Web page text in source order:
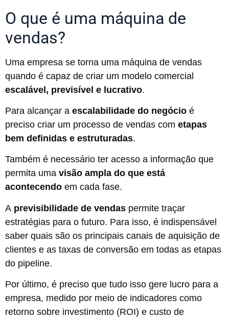
O que é uma máquina de
vendas?
Uma empresa se torna uma máquina de vendas
quando é capaz de criar um modelo comercial
escalável, previsível e lucrativo.
Para alcançar a escalabilidade do negócio é
preciso criar um processo de vendas com etapas
bem definidas e estruturadas.
Também é necessário ter acesso a informação que
permita uma visão ampla do que está
acontecendo em cada fase.
A previsibilidade de vendas permite traçar
estratégias para o futuro. Para isso, é indispensável
saber quais são os principais canais de aquisição de
clientes e as taxas de conversão em todas as etapas
do pipeline.
Por último, é preciso que tudo isso gere lucro para a
empresa, medido por meio de indicadores como
retorno sobre investimento (ROI) e custo de